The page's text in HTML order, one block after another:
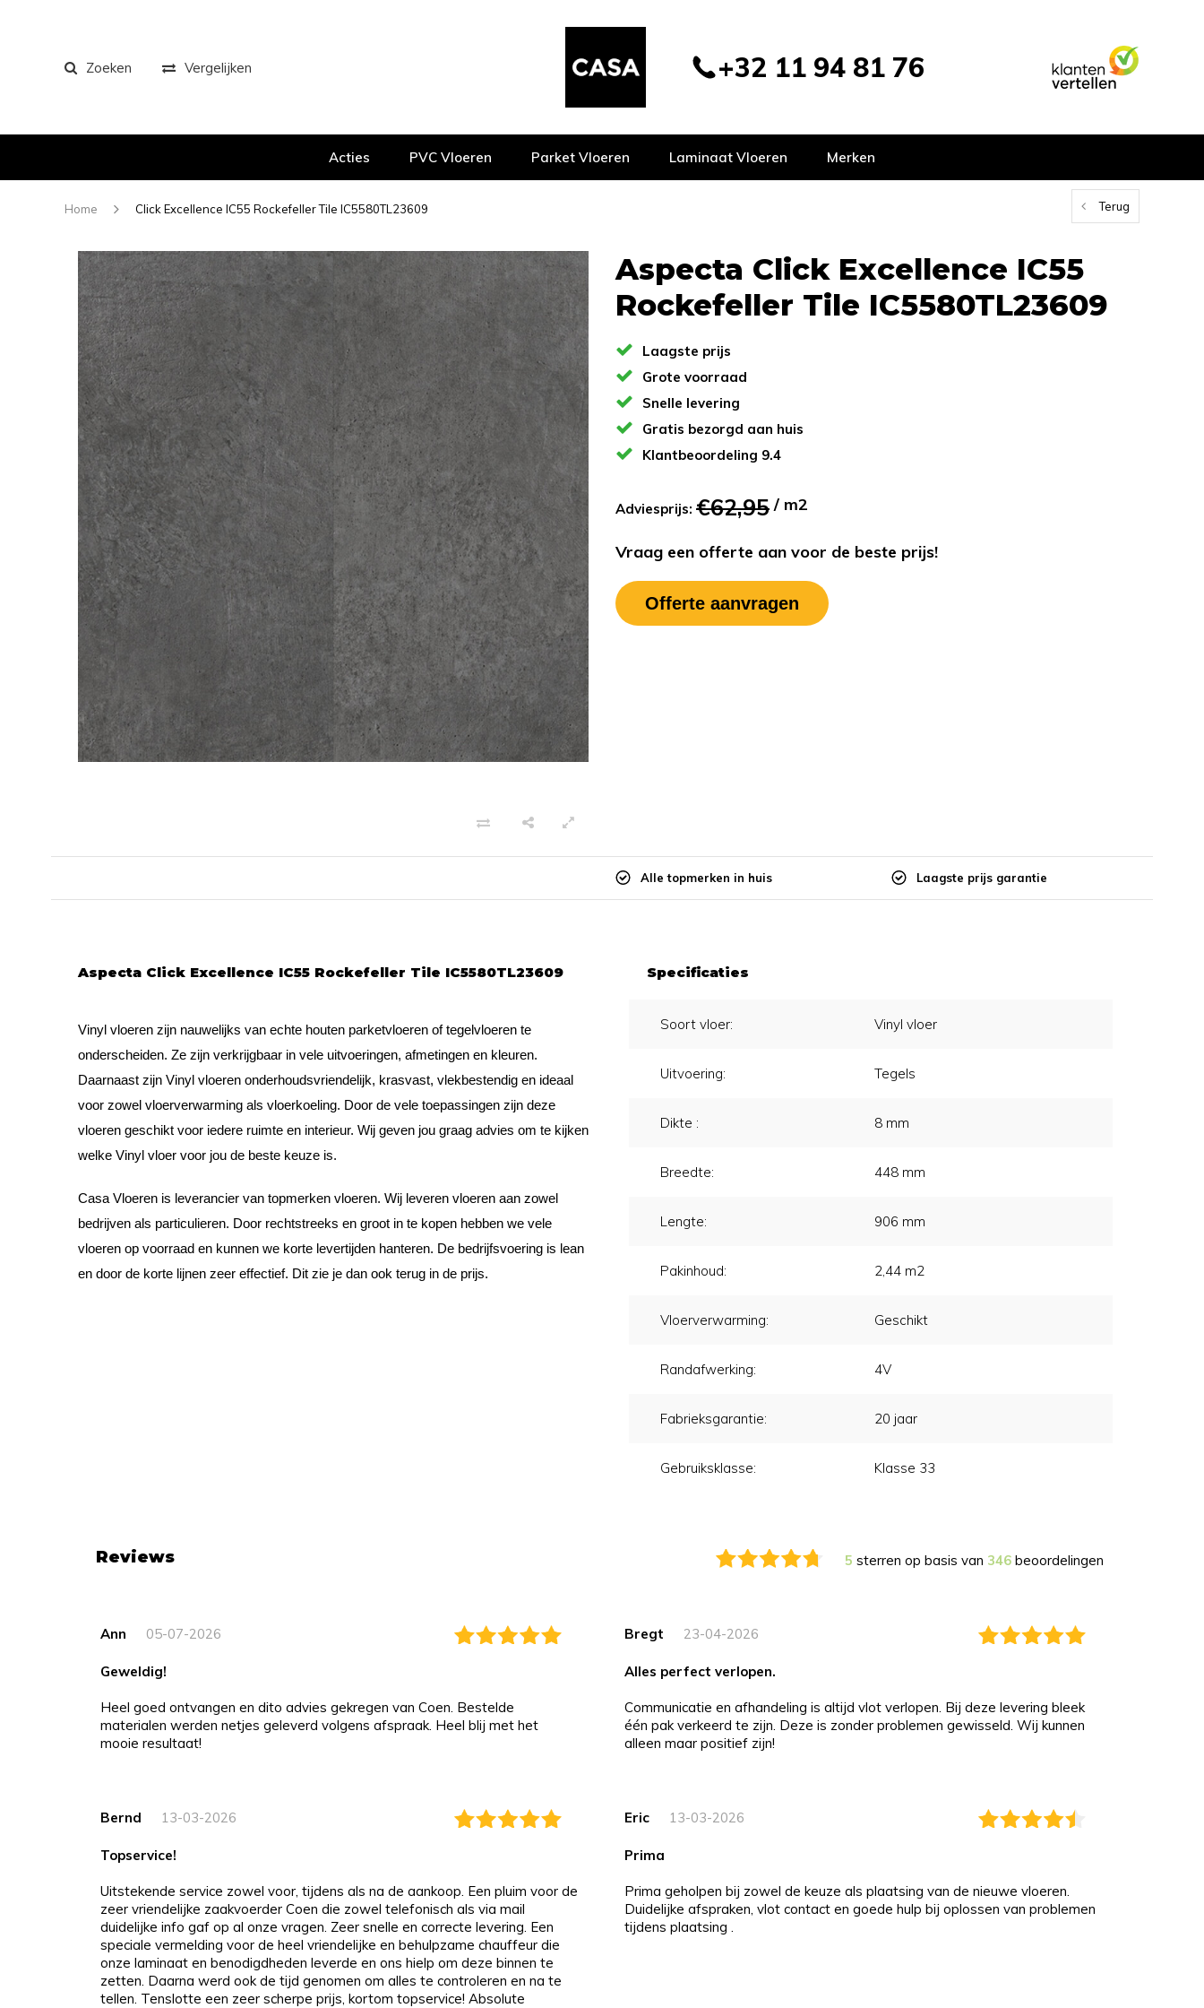
Zoeken Vergelijken +32 11 94 81 76
Acties PVC Vloeren Parket Vloeren Laminaat Vloeren Merken
Home Click Excellence IC55 Rockefeller Tile IC5580TL23609 Terug
Aspecta Click Excellence IC55
Rockefeller Tile IC5580TL23609
Laagste prijs
Grote voorraad
Snelle levering
Gratis bezorgd aan huis
Klantbeoordeling 9.4
Adviesprijs: €62,95 / m2
Vraag een offerte aan voor de beste prijs!
Offerte aanvragen
Alle topmerken in huis Laagste prijs garantie
Aspecta Click Excellence IC55 Rockefeller Tile IC5580TL23609
Vinyl vloeren zijn nauwelijks van echte houten parketvloeren of tegelvloeren te
onderscheiden. Ze zijn verkrijgbaar in vele uitvoeringen, afmetingen en kleuren.
Daarnaast zijn Vinyl vloeren onderhoudsvriendelijk, krasvast, vlekbestendig en ideaal
voor zowel vloerverwarming als vloerkoeling. Door de vele toepassingen zijn deze
vloeren geschikt voor iedere ruimte en interieur. Wij geven jou graag advies om te kijken
welke Vinyl vloer voor jou de beste keuze is.
Casa Vloeren is leverancier van topmerken vloeren. Wij leveren vloeren aan zowel
bedrijven als particulieren. Door rechtstreeks en groot in te kopen hebben we vele
vloeren op voorraad en kunnen we korte levertijden hanteren. De bedrijfsvoering is lean
en door de korte lijnen zeer effectief. Dit zie je dan ook terug in de prijs.
Specificaties
Soort vloer: Vinyl vloer
Uitvoering: Tegels
Dikte : 8 mm
Breedte: 448 mm
Lengte: 906 mm
Pakinhoud: 2,44 m2
Vloerverwarming: Geschikt
Randafwerking: 4V
Fabrieksgarantie: 20 jaar
Gebruiksklasse: Klasse 33
Reviews 5 sterren op basis van 346 beoordelingen
Ann 05-07-2026
Geweldig!
Heel goed ontvangen en dito advies gekregen van Coen. Bestelde
materialen werden netjes geleverd volgens afspraak. Heel blij met het
mooie resultaat!
Bregt 23-04-2026
alles perfect verlopen.
Communicatie en afhandeling is altijd vlot verlopen. Bij deze levering bleek
één pak verkeerd te zijn. Deze is zonder problemen gewisseld. Wij kunnen
alleen maar positief zijn!
Bernd 13-03-2026
Topservice!
Uitstekende service zowel voor, tijdens als na de aankoop. Een pluim voor de
zeer vriendelijke zaakvoerder Coen die zowel telefonisch als via mail
duidelijke info gaf op al onze vragen. Zeer snelle en correcte levering. Een
speciale vermelding voor de heel vriendelijke en behulpzame chauffeur die
onze laminaat en benodigdheden leverde en ons hielp om deze binnen te
zetten. Daarna werd ook de tijd genomen om alles te controleren en na te
tellen. Tenslotte een zeer scherpe prijs, kortom topservice! Absolute
Eric 13-03-2026
prima
Prima geholpen bij zowel de keuze als plaatsing van de nieuwe vloeren.
Duidelijke afspraken, vlot contact en goede hulp bij oplossen van problemen
tijdens plaatsing .